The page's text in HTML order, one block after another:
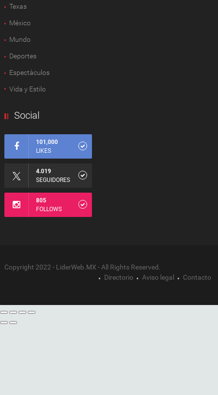
Texas
México
Mundo
Deportes
Espectàculos
Vida y Estilo
Social
101,000
LIKES
4.019
SEGUIDORES
805
FOLLOWS
Copyright 2022 - LiderWeb.MX - All Rights Reserved.
Directorio
Aviso legal Contacto